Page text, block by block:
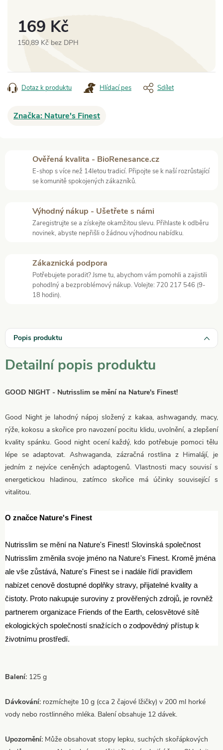
169 Kč
150,89 Kč bez DPH
Dotaz k produktu Hlídací pes Sdílet
Značka: Nature's Finest
Ověřená kvalita - BioRenesance.cz
E-shop s více než 14letou tradicí. Připojte se k naší rozrůstající
se komunitě spokojených zákazníků.
Výhodný nákup - Ušetřete s námi
Zaregistrujte se a získejte okamžitou slevu. Přihlaste k odběru
novinek, abyste nepřišli o žádnou výhodnou nabídku.
Zákaznická podpora
Potřebujete poradit? Jsme tu, abychom vám pomohli a zajistili
pohodlný a bezproblémový nákup. Volejte: 720 217 546 (9-
18 hodin).
Popis produktu
Detailní popis produktu
GOOD NIGHT - Nutrisslim se mění na Nature's Finest!
Good Night je lahodný nápoj složený z kakaa, ashwagandy, macy,
rýže, kokosu a skořice pro navození pocitu klidu, uvolnění, a zlepšení
kvality spánku. Good night ocení každý, kdo potřebuje pomoci tělu
lépe se adaptovat. Ashwaganda, zázračná rostlina z Himalájí, je
jedním z nejvíce ceněných adaptogenů. Vlastnosti macy souvisí s
energetickou hladinou, zatímco skořice má účinky související s
vitalitou.
O značce Nature's Finest
Nutrisslim se mění na Nature's Finest! Slovinská společnost
Nutrisslim změnila svoje jméno na Nature's Finest. Kromě jména
ale vše zůstává, Nature's Finest se i nadále řídí pravidlem
nabízet cenově dostupné doplňky stravy, přijatelné kvality a
čistoty. Proto nakupuje suroviny z prověřených zdrojů, je rovněž
partnerem organizace Friends of the Earth, celosvětové sítě
ekologických společností snažících o zodpovědný přístup k
životnímu prostředí.
Balení: 125 g
Dávkování: rozmíchejte 10 g (cca 2 čajové lžičky) v 200 ml horké
vody nebo rostlinného mléka. Balení obsahuje 12 dávek.
Upozornění: Může obsahovat stopy lepku, suchých skořápkových